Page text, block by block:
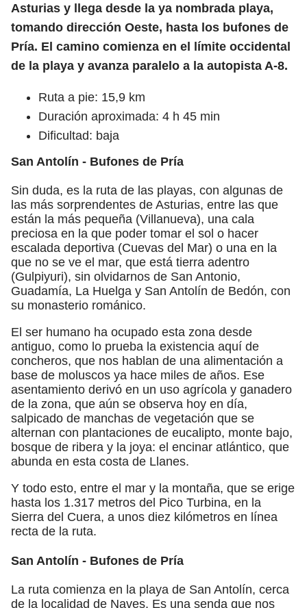
Asturias y llega desde la ya nombrada playa,
tomando dirección Oeste, hasta los bufones de
Pría. El camino comienza en el límite occidental
de la playa y avanza paralelo a la autopista A-8.
Ruta a pie: 15,9 km
Duración aproximada: 4 h 45 min
Dificultad: baja
San Antolín - Bufones de Pría
Sin duda, es la ruta de las playas, con algunas de
las más sorprendentes de Asturias, entre las que
están la más pequeña (Villanueva), una cala
preciosa en la que poder tomar el sol o hacer
escalada deportiva (Cuevas del Mar) o una en la
que no se ve el mar, que está tierra adentro
(Gulpiyuri), sin olvidarnos de San Antonio,
Guadamía, La Huelga y San Antolín de Bedón, con
su monasterio románico.
El ser humano ha ocupado esta zona desde
antiguo, como lo prueba la existencia aquí de
concheros, que nos hablan de una alimentación a
base de moluscos ya hace miles de años. Ese
asentamiento derivó en un uso agrícola y ganadero
de la zona, que aún se observa hoy en día,
salpicado de manchas de vegetación que se
alternan con plantaciones de eucalipto, monte bajo,
bosque de ribera y la joya: el encinar atlántico, que
abunda en esta costa de Llanes.
Y todo esto, entre el mar y la montaña, que se erige
hasta los 1.317 metros del Pico Turbina, en la
Sierra del Cuera, a unos diez kilómetros en línea
recta de la ruta.
San Antolín - Bufones de Pría
La ruta comienza en la playa de San Antolín, cerca
de la localidad de Naves. Es una senda que nos